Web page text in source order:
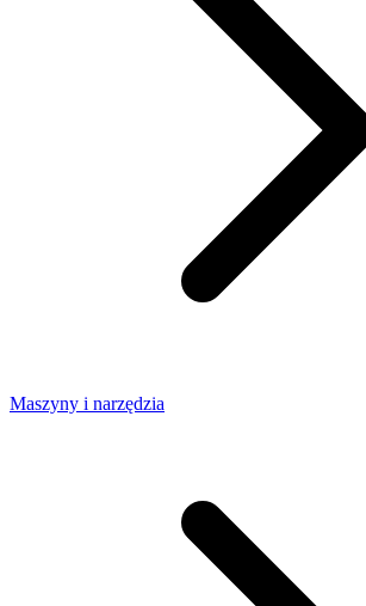
Maszyny i narzędzia